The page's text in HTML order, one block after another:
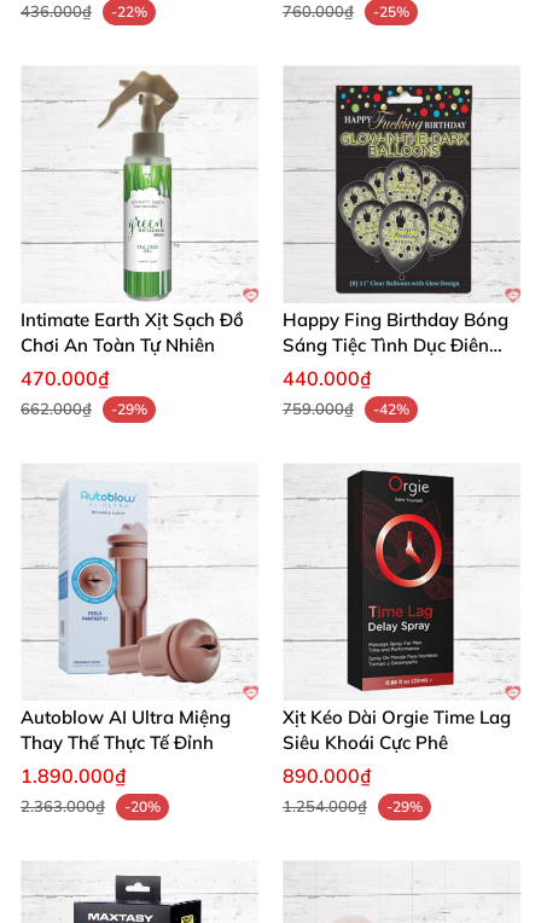
436.000₫ -22% 760.000₫ -25%
Intimate Earth Xịt Sạch Đồ
Chơi An Toàn Tự Nhiên
470.000₫
662.000₫ -29%
Happy Fing Birthday Bóng
Sáng Tiệc Tình Dục Điên
Cuồng
440.000₫
759.000₫ -42%
Autoblow AI Ultra Miệng
Thay Thế Thực Tế Đỉnh
1.890.000₫
2.363.000₫ -20%
Xịt Kéo Dài Orgie Time Lag
Siêu Khoái Cực Phê
890.000₫
1.254.000₫ -29%